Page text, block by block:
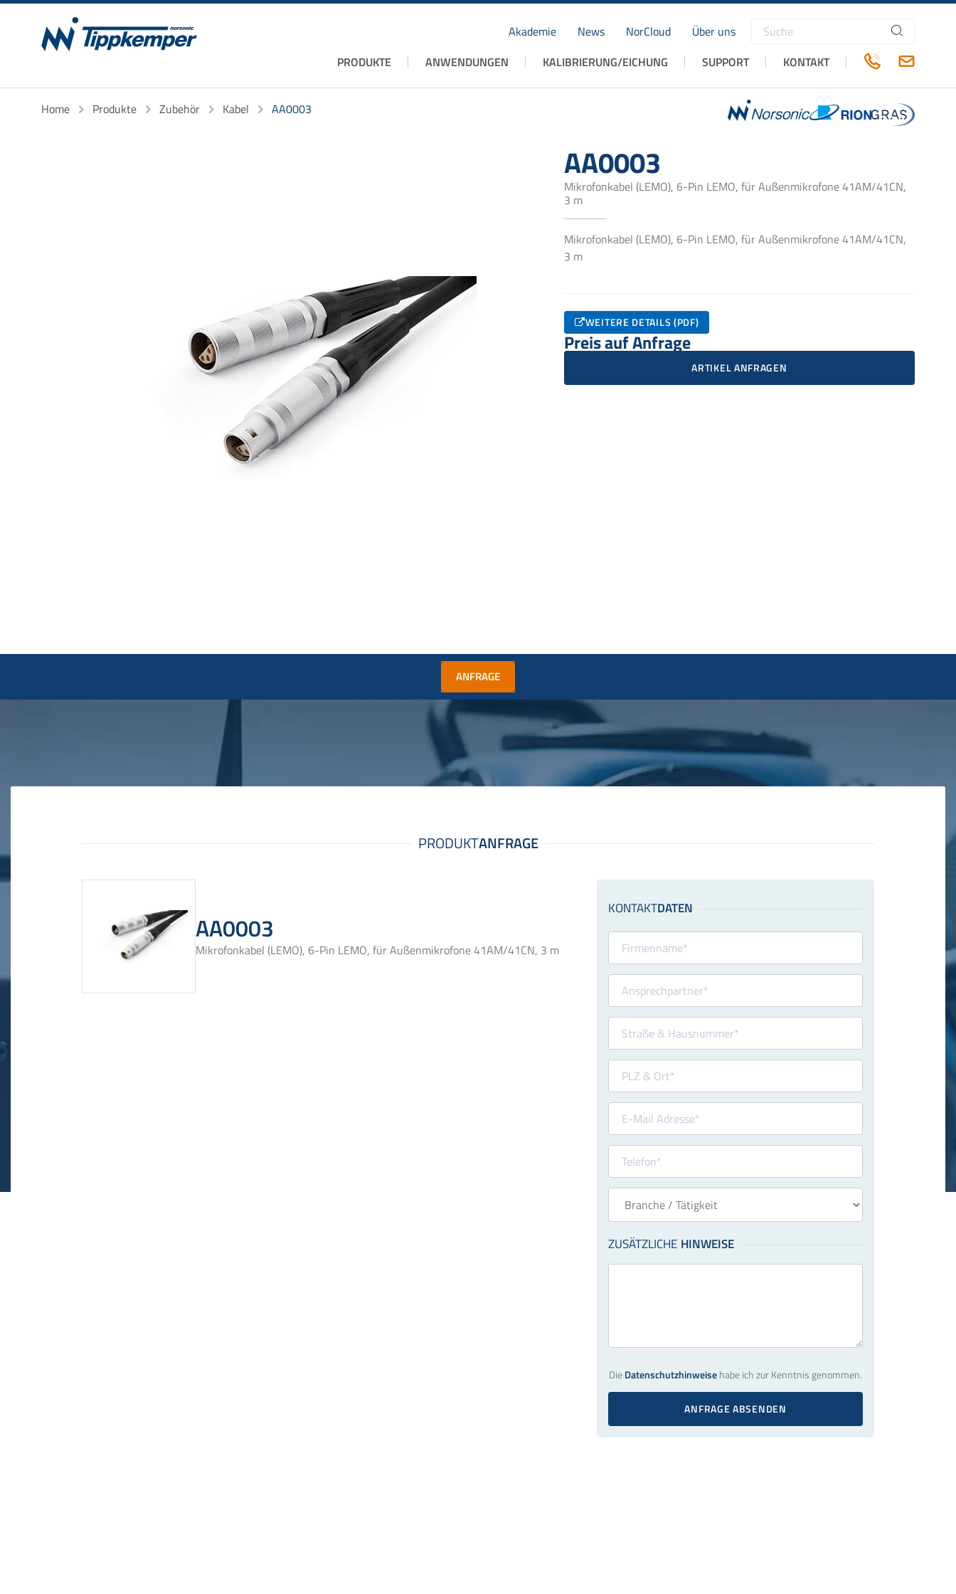
Akademie News NorCloud Über uns
Suchbegriffe
Navigation
PRODUKTE ANWENDUNGEN KALIBRIERUNG/EICHUNG SUPPORT KONTAKT
Home Produkte Zubehör Kabel AA0003
AA0003
Mikrofonkabel (LEMO), 6-Pin LEMO, für Außenmikrofone 41AM/41CN,
3 m
Mikrofonkabel (LEMO), 6-Pin LEMO, für Außenmikrofone 41AM/41CN,
3 m
WEITERE DETAILS (PDF)
Preis auf Anfrage
ARTIKEL ANFRAGEN
ANFRAGE
AA0003
Mikrofonkabel (LEMO), 6-Pin LEMO, für Außenmikrofone 41AM/41CN, 3 m
DieDatenschutzhinweisehabe ich zur Kenntnis genommen.
ANFRAGE ABSENDEN